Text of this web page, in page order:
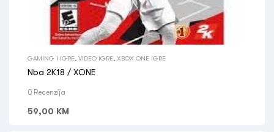
GAMING I IGRE VIDEO IGRE XBOX ONE IGRE
Nba 2K18 / XONE
0 Recenzija
59,00 KM